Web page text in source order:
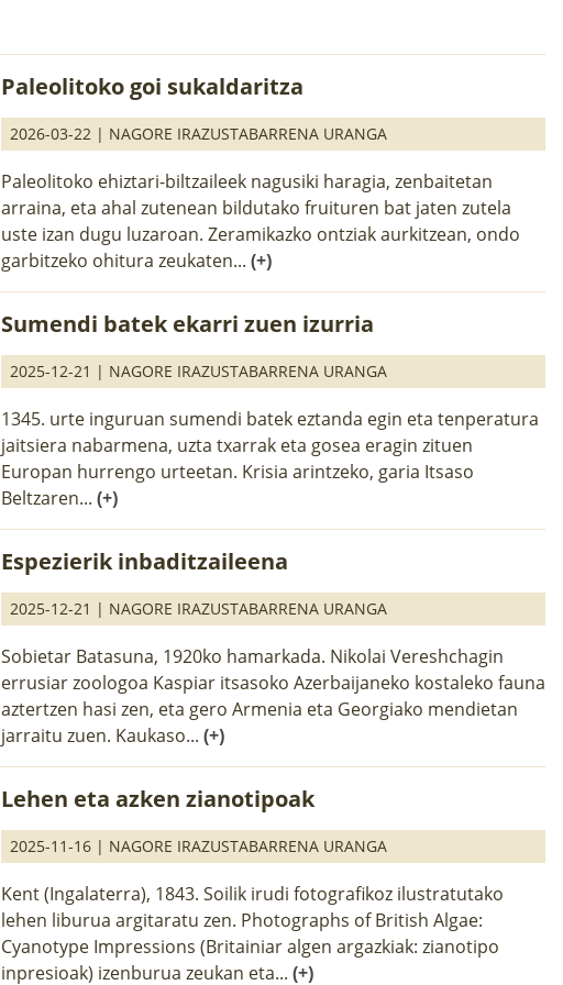
Paleolitoko goi sukaldaritza
2026-03-22 | NAGORE IRAZUSTABARRENA URANGA
Paleolitoko ehiztari-biltzaileek nagusiki haragia, zenbaitetan
arraina, eta ahal zutenean bildutako fruituren bat jaten zutela
uste izan dugu luzaroan. Zeramikazko ontziak aurkitzean, ondo
garbitzeko ohitura zeukaten...(+)
Sumendi batek ekarri zuen izurria
2025-12-21 | NAGORE IRAZUSTABARRENA URANGA
1345. urte inguruan sumendi batek eztanda egin eta tenperatura
jaitsiera nabarmena, uzta txarrak eta gosea eragin zituen
Europan hurrengo urteetan. Krisia arintzeko, garia Itsaso
Beltzaren...(+)
Espezierik inbaditzaileena
2025-12-21 | NAGORE IRAZUSTABARRENA URANGA
Sobietar Batasuna, 1920ko hamarkada. Nikolai Vereshchagin
errusiar zoologoa Kaspiar itsasoko Azerbaijaneko kostaleko fauna
aztertzen hasi zen, eta gero Armenia eta Georgiako mendietan
jarraitu zuen. Kaukaso...(+)
Lehen eta azken zianotipoak
2025-11-16 | NAGORE IRAZUSTABARRENA URANGA
Kent (Ingalaterra), 1843. Soilik irudi fotografikoz ilustratutako
lehen liburua argitaratu zen. Photographs of British Algae:
Cyanotype Impressions (Britainiar algen argazkiak: zianotipo
inpresioak) izenburua zeukan eta...(+)